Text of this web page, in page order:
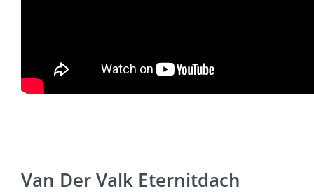
Van Der Valk Eternitdach